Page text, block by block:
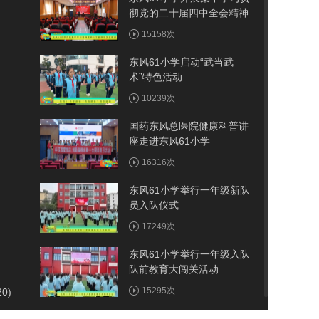
彻党的二十届四中全会精神
15158次
东风61小学启动“武当武
术”特色活动
10239次
国药东风总医院健康科普讲
座走进东风61小学
16316次
东风61小学举行一年级新队
员入队仪式
17249次
东风61小学举行一年级入队
队前教育大闯关活动
15295次